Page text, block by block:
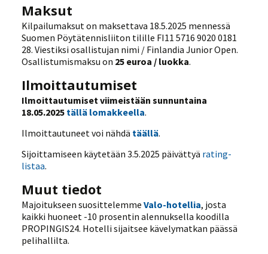
Maksut
Kilpailumaksut on maksettava 18.5.2025 mennessä
Suomen Pöytätennisliiton tilille FI11 5716 9020 0181
28. Viestiksi osallistujan nimi / Finlandia Junior Open.
Osallistumismaksu on 25 euroa / luokka.
Ilmoittautumiset
Ilmoittautumiset viimeistään sunnuntaina
18.05.2025 tällä lomakkeella.
Ilmoittautuneet voi nähdä täällä.
Sijoittamiseen käytetään 3.5.2025 päivättyä rating-
listaa.
Muut tiedot
Majoitukseen suosittelemmeValo-hotellia, josta
kaikki huoneet -10 prosentin alennuksella koodilla
PROPINGIS24. Hotelli sijaitsee kävelymatkan päässä
pelihallilta.